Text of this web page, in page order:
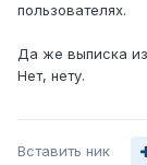
пользователях.
Да же выписка
Нет, нету.
Вставить ник